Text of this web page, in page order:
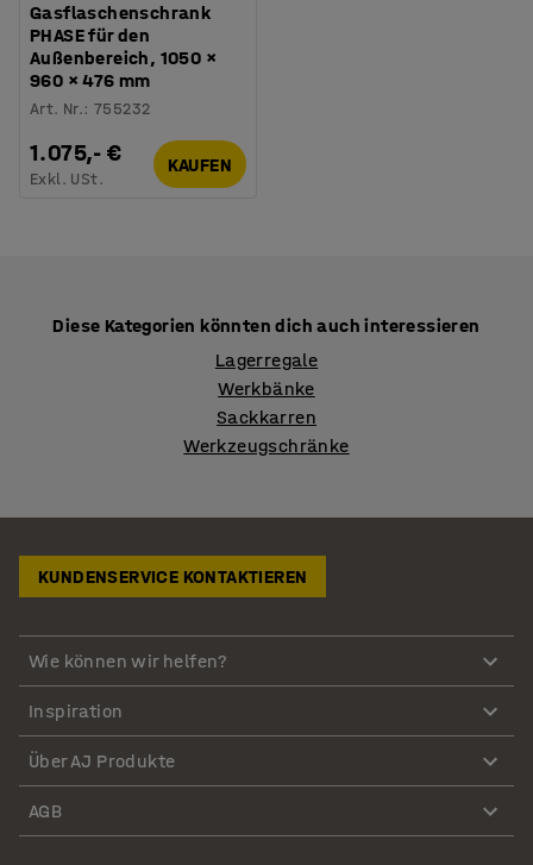
Gasflaschenschrank
PHASE für den
Außenbereich, 1050 ×
960 × 476 mm
Art. Nr.:755232
1.075,- €
Exkl. USt.
KAUFEN
Diese Kategorien könnten dich auch interessieren
Lagerregale
Werkbänke
Sackkarren
Werkzeugschränke
KUNDENSERVICE KONTAKTIEREN
Wie können wir helfen?
Inspiration
Über AJ Produkte
AGB